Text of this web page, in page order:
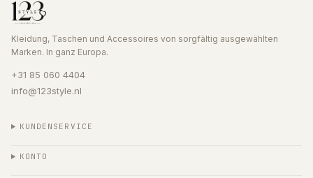
Kleidung, Taschen und Accessoires von sorgfältig ausgewählten
Marken. In ganz Europa.
+31 85 060 4404
info@123style.nl
KUNDENSERVICE
KONTO